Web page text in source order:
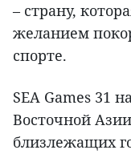
– страну,
желанием
спорте.
SEA Games 31
Восточной
близлежащих